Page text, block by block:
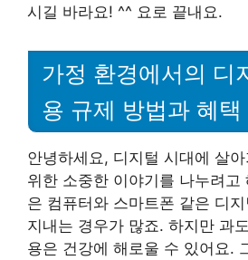
시길 바라요! ^^ 요로 끝내요.
가정 환경에서의 디
용 규제 방법과 혜택
안녕하세요, 디지털 시대에 살
위한 소중한 이야기를 나누려고
은 컴퓨터와 스마트폰 같은 디
지내는 경우가 많죠. 하지만 과
용은 건강에 해로울 수 있어요.